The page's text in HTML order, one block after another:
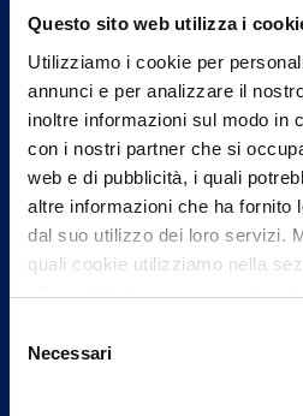
Questo sito web utilizza i
Utilizziamo i cookie per
annunci e per analizzare il
inoltre informazioni sul modo in
con i nostri partner che si
web e di pubblicità, i quali
altre informazioni che ha fornito
dal suo utilizzo dei loro servizi.
quali cookie utilizziamo nella
più su chi siamo, come può
può trovare nel footer del sito
delNecessari
Contattaci